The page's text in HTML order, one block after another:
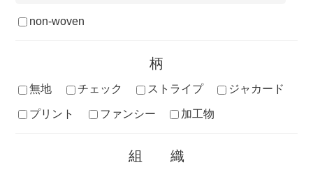
non-woven
柄
無地 チェック ストライプ
ジャカード
プリント
ファンシー 加工物
組織